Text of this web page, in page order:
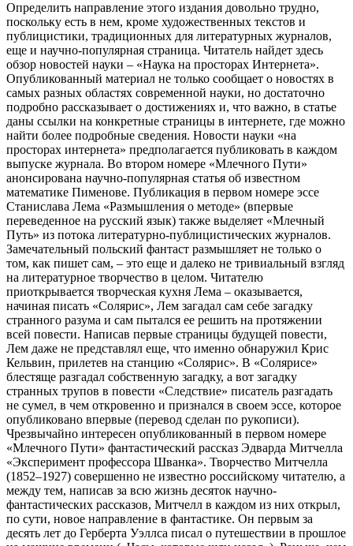
Определить направление этого издания довольно трудно,
поскольку есть в нем, кроме художественных текстов и
публицистики, традиционных для литературных журналов,
еще и научно-популярная страница. Читатель найдет здесь
обзор новостей науки – «Наука на просторах Интернета».
Опубликованный материал не только сообщает о новостях в
самых разных областях современной науки, но достаточно
подробно рассказывает о достижениях и, что важно, в статье
даны ссылки на конкретные страницы в интернете, где можно
найти более подробные сведения. Новости науки «на
просторах интернета» предполагается публиковать в каждом
выпуске журнала. Во втором номере «Млечного Пути»
анонсирована научно-популярная статья об известном
математике Пименове. Публикация в первом номере эссе
Станислава Лема «Размышления о методе» (впервые
переведенное на русский язык) также выделяет «Млечный
Путь» из потока литературно-публицистических журналов.
Замечательный польский фантаст размышляет не только о
том, как пишет сам, – это еще и далеко не тривиальный взгляд
на литературное творчество в целом. Читателю
приоткрывается творческая кухня Лема – оказывается,
начиная писать «Солярис», Лем загадал сам себе загадку
странного разума и сам пытался ее решить на протяжении
всей повести. Написав первые страницы будущей повести,
Лем даже не представлял еще, что именно обнаружил Крис
Кельвин, прилетев на станцию «Солярис». В «Солярисе»
блестяще разгадал собственную загадку, а вот загадку
странных трупов в повести «Следствие» писатель разгадать
не сумел, в чем откровенно и признался в своем эссе, которое
опубликовано впервые (перевод сделан по рукописи).
Чрезвычайно интересен опубликованный в первом номере
«Млечного Пути» фантастический рассказ Эдварда Митчелла
«Эксперимент профессора Шванка». Творчество Митчелла
(1852–1927) совершенно не известно российскому читателю, а
между тем, написав за всю жизнь десяток научно-
фантастических рассказов, Митчелл в каждом из них открыл,
по сути, новое направление в фантастике. Он первым за
десять лет до Герберта Уэллса писал о путешествии в прошлое